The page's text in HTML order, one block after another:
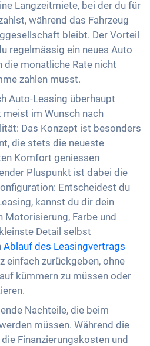
Langzeitmiete, bei der du für
während das Fahrzeug
bleibt. Der Vorteil
regelmässig ein neues Auto
die monatliche Rate nicht
zahlen musst.
Auto-Leasing überhaupt
im Wunsch nach
Das Konzept ist besonders
die stets die neueste
Komfort geniessen
Pluspunkt ist dabei die
Entscheidest du
kannst du dir dein
Motorisierung, Farbe und
Detail selbst
Ablauf des Leasingvertrags
einfach zurückgeben, ohne
kümmern zu müssen oder
Nachteile, die beim
müssen. Während die
Finanzierungskosten und